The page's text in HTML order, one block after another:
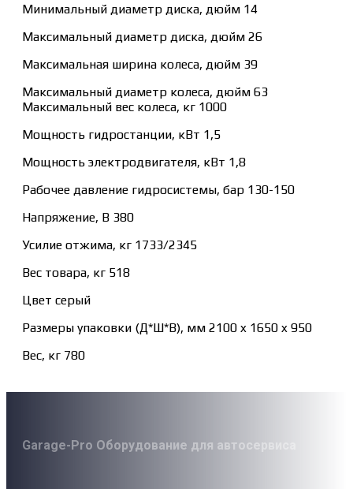
Минимальный диаметр диска, дюйм 14
Максимальный диаметр диска, дюйм 26
Максимальная ширина колеса, дюйм 39
Максимальный диаметр колеса, дюйм 63
Максимальный вес колеса, кг 1000
Мощность гидростанции, кВт 1,5
Мощность электродвигателя, кВт 1,8
Рабочее давление гидросистемы, бар 130-150
Напряжение, В 380
Усилие отжима, кг 1733/2345
Вес товара, кг 518
Цвет серый
Размеры упаковки (Д*Ш*В), мм 2100 x 1650 x 950
Вес, кг 780
Garage-Pro Оборудование для автосервиса